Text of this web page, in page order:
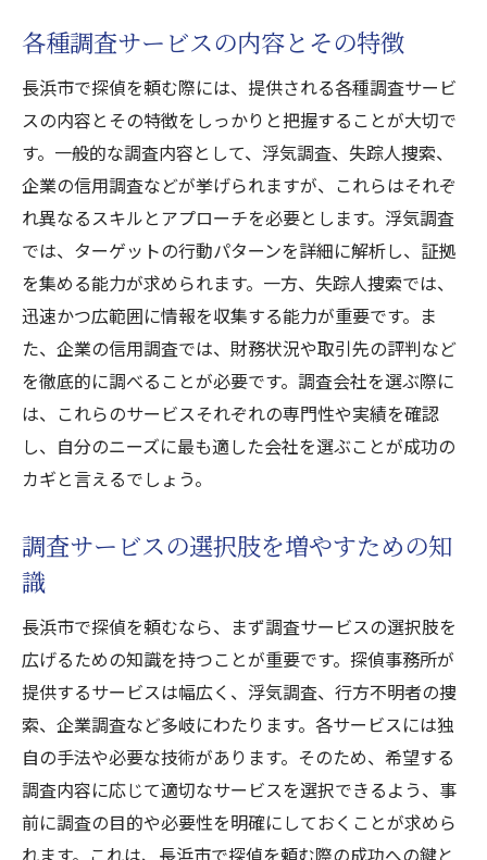
各種調査サービスの内容とその特徴
長浜市で探偵を頼む際には、提供される各種調査サービ
スの内容とその特徴をしっかりと把握することが大切で
す。一般的な調査内容として、浮気調査、失踪人捜索、
企業の信用調査などが挙げられますが、これらはそれぞ
れ異なるスキルとアプローチを必要とします。浮気調査
では、ターゲットの行動パターンを詳細に解析し、証拠
を集める能力が求められます。一方、失踪人捜索では、
迅速かつ広範囲に情報を収集する能力が重要です。ま
た、企業の信用調査では、財務状況や取引先の評判など
を徹底的に調べることが必要です。調査会社を選ぶ際に
は、これらのサービスそれぞれの専門性や実績を確認
し、自分のニーズに最も適した会社を選ぶことが成功の
カギと言えるでしょう。
調査サービスの選択肢を増やすための知
識
長浜市で探偵を頼むなら、まず調査サービスの選択肢を
広げるための知識を持つことが重要です。探偵事務所が
提供するサービスは幅広く、浮気調査、行方不明者の捜
索、企業調査など多岐にわたります。各サービスには独
自の手法や必要な技術があります。そのため、希望する
調査内容に応じて適切なサービスを選択できるよう、事
前に調査の目的や必要性を明確にしておくことが求めら
れます。これは、長浜市で探偵を頼む際の成功への鍵と